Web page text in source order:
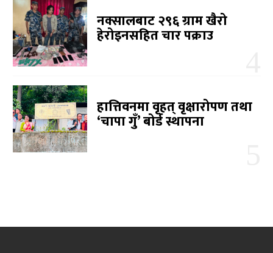
नक्सालबाट २९६ ग्राम खैरो
हेरोइनसहित चार पक्राउ
हात्तिवनमा वृहत् वृक्षारोपण तथा
‘चापा गुँ’ बोर्ड स्थापना